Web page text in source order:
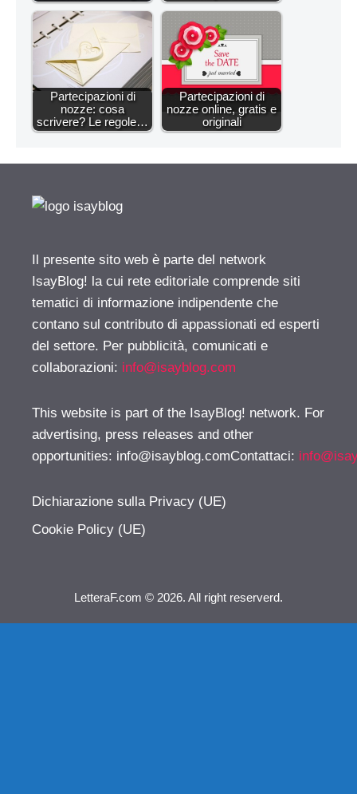
Partecipazioni di
nozze: cosa
scrivere? Le regole…
Partecipazioni di
nozze online, gratis e
originali
Il presente sito web è parte del network
IsayBlog! la cui rete editoriale comprende siti
tematici di informazione indipendente che
contano sul contributo di appassionati ed esperti
del settore. Per pubblicità, comunicati e
collaborazioni: info@isayblog.com
This website is part of the IsayBlog! network. For
advertising, press releases and other
opportunities: info@isayblog.comContattaci:
Dichiarazione sulla Privacy (UE)
Cookie Policy (UE)
LetteraF.com © 2026. All right reserverd.